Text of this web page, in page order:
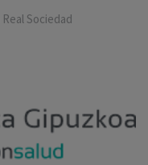
Sociedad